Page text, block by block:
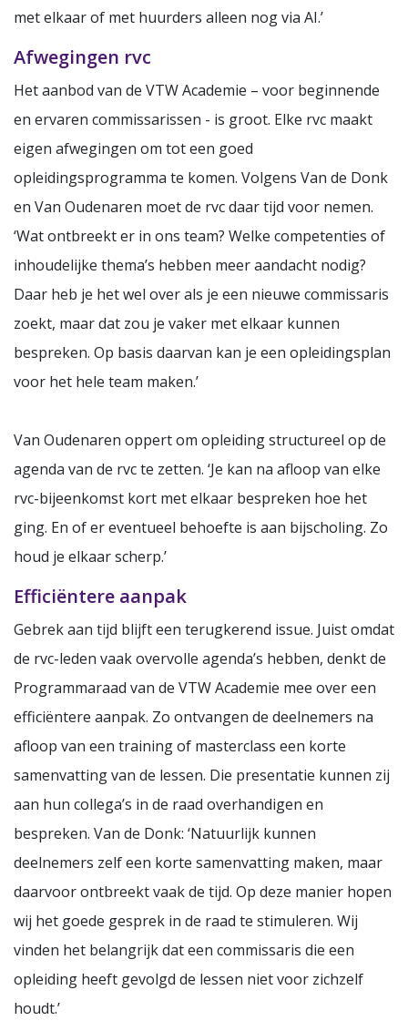
met elkaar of met huurders alleen nog via AI.’
Afwegingen rvc
Het aanbod van de VTW Academie – voor beginnende
en ervaren commissarissen - is groot. Elke rvc maakt
eigen afwegingen om tot een goed
opleidingsprogramma te komen. Volgens Van de Donk
en Van Oudenaren moet de rvc daar tijd voor nemen.
‘Wat ontbreekt er in ons team? Welke competenties of
inhoudelijke thema’s hebben meer aandacht nodig?
Daar heb je het wel over als je een nieuwe commissaris
zoekt, maar dat zou je vaker met elkaar kunnen
bespreken. Op basis daarvan kan je een opleidingsplan
voor het hele team maken.’
Van Oudenaren oppert om opleiding structureel op de
agenda van de rvc te zetten. ‘Je kan na afloop van elke
rvc-bijeenkomst kort met elkaar bespreken hoe het
ging. En of er eventueel behoefte is aan bijscholing. Zo
houd je elkaar scherp.’
Efficiëntere aanpak
Gebrek aan tijd blijft een terugkerend issue. Juist omdat
de rvc-leden vaak overvolle agenda’s hebben, denkt de
Programmaraad van de VTW Academie mee over een
efficiëntere aanpak. Zo ontvangen de deelnemers na
afloop van een training of masterclass een korte
samenvatting van de lessen. Die presentatie kunnen zij
aan hun collega’s in de raad overhandigen en
bespreken. Van de Donk: ‘Natuurlijk kunnen
deelnemers zelf een korte samenvatting maken, maar
daarvoor ontbreekt vaak de tijd. Op deze manier hopen
wij het goede gesprek in de raad te stimuleren. Wij
vinden het belangrijk dat een commissaris die een
opleiding heeft gevolgd de lessen niet voor zichzelf
houdt.’